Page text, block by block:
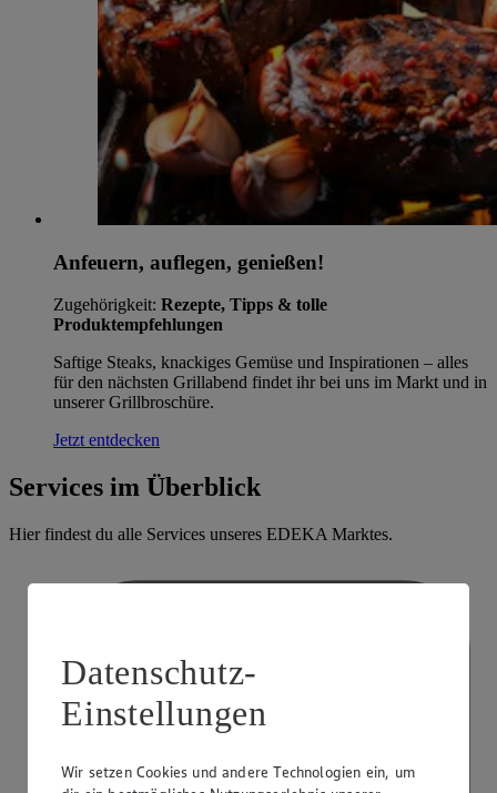
Anfeuern, auflegen, genießen!
Zugehörigkeit: Rezepte, Tipps & tolle
Produktempfehlungen
Saftige Steaks, knackiges Gemüse und Inspirationen – alles
für den nächsten Grillabend findet ihr bei uns im Markt und in
unserer Grillbroschüre.
Jetzt entdecken
Services im Überblick
Hier findest du alle Services unseres EDEKA Marktes.
Datenschutz-
Einstellungen
Wir setzen Cookies und andere Technologien ein, um